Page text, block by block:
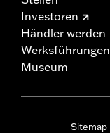
Investoren
Händler werden
Werksführungen
Museum
Sitemap